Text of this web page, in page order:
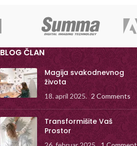
BLOG ČLAN
Magija svakodnevnog
života
18. april 2025. 2 Comments
Transformišite Vaš
Prostor